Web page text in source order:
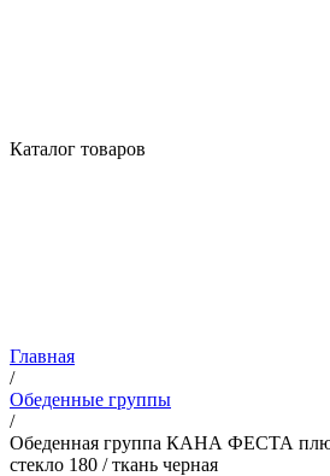
Каталог товаров
Главная
/
Обеденные группы
/
Обеденная группа КАНА ФЕСТА плюс
стекло 180 / ткань черная